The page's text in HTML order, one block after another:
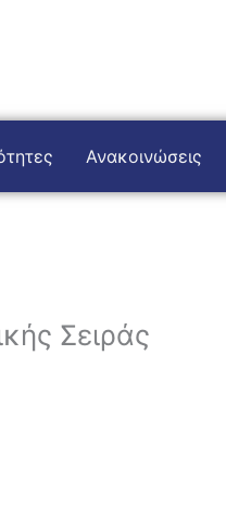
Ανακοινώσεις
Σειράς